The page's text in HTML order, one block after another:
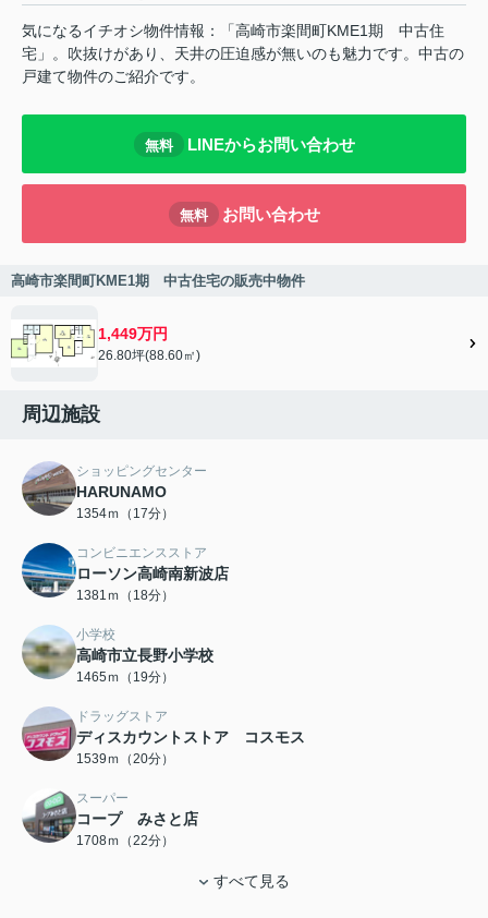
気になるイチオシ物件情報：「高崎市楽間町KME1期 中古住
宅」。吹抜けがあり、天井の圧迫感が無いのも魅力です。中古の
戸建て物件のご紹介です。
無料 LINEからお問い合わせ
無料 お問い合わせ
高崎市楽間町KME1期 中古住宅の販売中物件
1,449万円
26.80坪(88.60㎡)
周辺施設
ショッピングセンター
HARUNAMO
1354ｍ（17分）
コンビニエンスストア
ローソン高崎南新波店
1381ｍ（18分）
小学校
高崎市立長野小学校
1465ｍ（19分）
ドラッグストア
ディスカウントストア コスモス
1539ｍ（20分）
スーパー
コープ みさと店
1708ｍ（22分）
すべて見る